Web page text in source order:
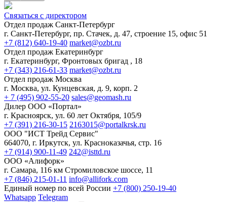
Связаться с директором
Отдел продаж Санкт-Петербург
г. Санкт-Петербург, пр. Стачек, д. 47, строение 15, офис 51
+7 (812) 640-19-40 market@ozbt.ru
Отдел продаж Екатеринбург
г. Екатеринбург, Фронтовых бригад , 18
+7 (343) 216-61-33 market@ozbt.ru
Отдел продаж Москва
г. Москва, ул. Кунцевская, д. 9, корп. 2
+ 7 (495) 902-55-20 sales@geomash.ru
Дилер ООО «Портал»
г. Красноярск, ул. 60 лет Октября, 105/9
+7 (391) 216-30-15 2163015@portalkrsk.ru
ООО "ИСТ Трейд Сервис"
664070, г. Иркутск, ул. Красноказачья, стр. 16
+7 (914) 900-11-49 242@isttd.ru
ООО «Алифорк»
г. Самара, 116 км Стромиловское шоссе, 11
+7 (846) 215-01-11 info@allifork.com
Единый номер по всей России +7 (800) 250-19-40
Whatsapp Telegram